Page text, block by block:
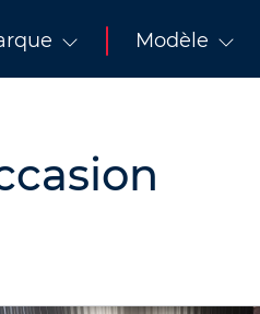
Modèle